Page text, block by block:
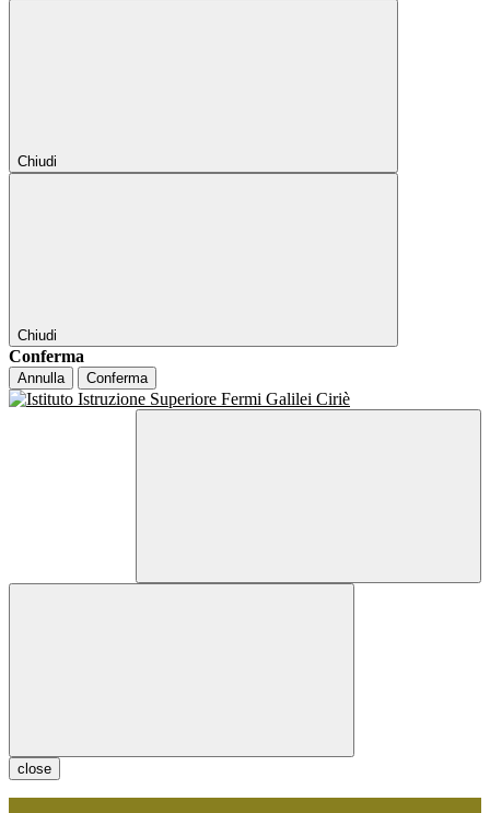
Chiudi
Chiudi
Conferma
Annulla Conferma
close